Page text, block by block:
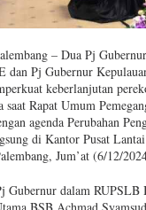
– Dua Pj
dan Pj Gubernur
keberlanjutan
saat Rapat Umum
agenda Perubahan
di Kantor Pusat
Jum’at (6/12/
Gubernur dalam RUPSLB